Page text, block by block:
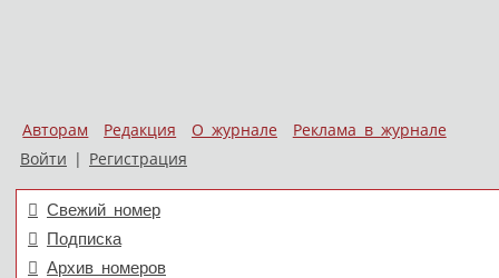
Авторам Редакция О журнале
Реклама в журнале
Войти | Регистрация
Свежий номер
Подписка
Архив номеров